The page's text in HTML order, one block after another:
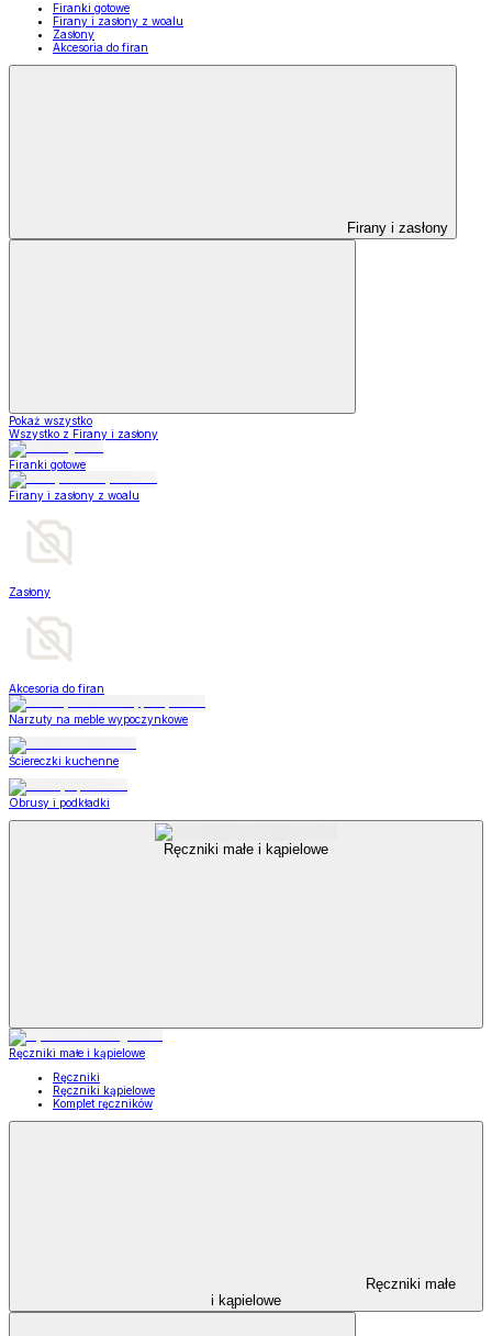
Firanki gotowe
Firany i zasłony z woalu
Zasłony
Akcesoria do firan
Firany i zasłony
Pokaż wszystko
Wszystko z Firany i zasłony
Firanki gotowe
Firany i zasłony z woalu
Zasłony
Akcesoria do firan
Narzuty na meble wypoczynkowe
Ściereczki kuchenne
Obrusy i podkładki
Ręczniki małe i kąpielowe
Ręczniki małe i kąpielowe
Ręczniki
Ręczniki kąpielowe
Komplet ręczników
Ręczniki małe
i kąpielowe